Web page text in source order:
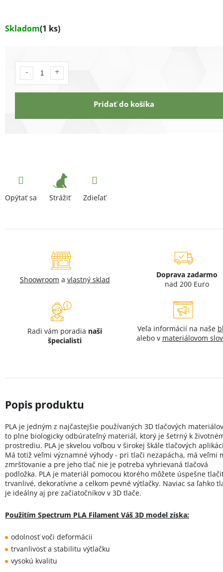
Skladom(1 ks)
Pridať do košíka
Opýtať sa Strážiť Zdieľať
Shoowroom a vlastný sklad
Doprava zadarmo
nad 200 Euro
Radi vám poradia naši
špecialisti
Veľa informácií na naše
alebo v materiálovom
PLA je jedným z najčastejšie používaných 3D tlačových
to plne biologicky odbúrateľný materiál, ktorý je šetrný k
prostrediu. PLA je skvelou voľbou v širokej škále tlačových
Má totiž veľmi významné výhody - pri tlači nezapácha, má veľmi
zmršťovanie a pre jeho tlač nie je potreba vyhrievaná tlačová
podložka. PLA je materiál pomocou ktorého môžete úspešne
trvanlivé, dekoratívne a celkom pevné výtlačky. Naviac sa ľahko
je ideálny aj pre začiatočníkov v 3D tlače.
Použitím Spectrum PLA Filament Váš 3D model získa:
odolnosť voči deformácii
trvanlivosť a stabilitu výtlačku
vysokú kvalitu